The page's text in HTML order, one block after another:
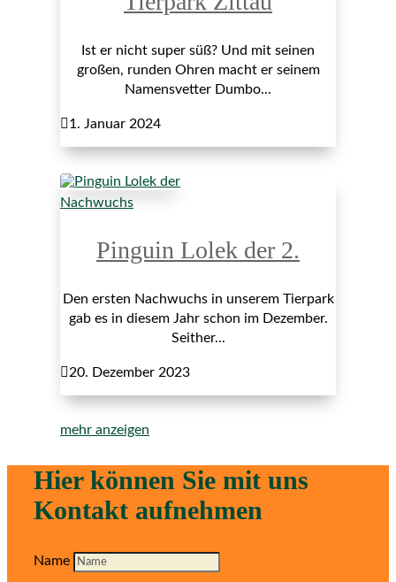
Ist er nicht super süß? Und mit seinen
großen, runden Ohren macht er seinem
Namensvetter Dumbo...
1. Januar 2024
Nachwuchs
Pinguin Lolek der 2.
Den ersten Nachwuchs in unserem Tierpark
gab es in diesem Jahr schon im Dezember.
Seither...
20. Dezember 2023
mehr anzeigen
Hier können Sie mit uns
Kontakt aufnehmen
Name